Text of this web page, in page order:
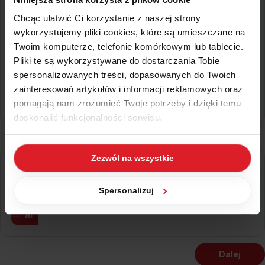
Chcąc ułatwić Ci korzystanie z naszej strony
wykorzystujemy pliki cookies, które są umieszczane na
Twoim komputerze, telefonie komórkowym lub tablecie.
Pliki te są wykorzystywane do dostarczania Tobie
spersonalizowanych treści, dopasowanych do Twoich
zainteresowań artykułów i informacji reklamowych oraz
pomagają nam zrozumieć Twoje potrzeby i dzięki temu
doskonalić funkcjonalności serwisu.
Część z plików jest niezbędna do prawidłowego działania
serwisu i jego funkcjonalności. Jeżeli nie wyrażasz
zgody na zapisywanie plików cookies, możesz łatwo
zarządzać swoimi uprawnieniami, np. we własnej
Zarządzaj cookies. Szczegółowe informacje na ten temat
Zezwól na wszystkie
Spersonalizuj
finanse i księgowość
księga podatkowa
kadry i płace
Dodatkowe funkcje i możliwości
środki trwałe
Dalej